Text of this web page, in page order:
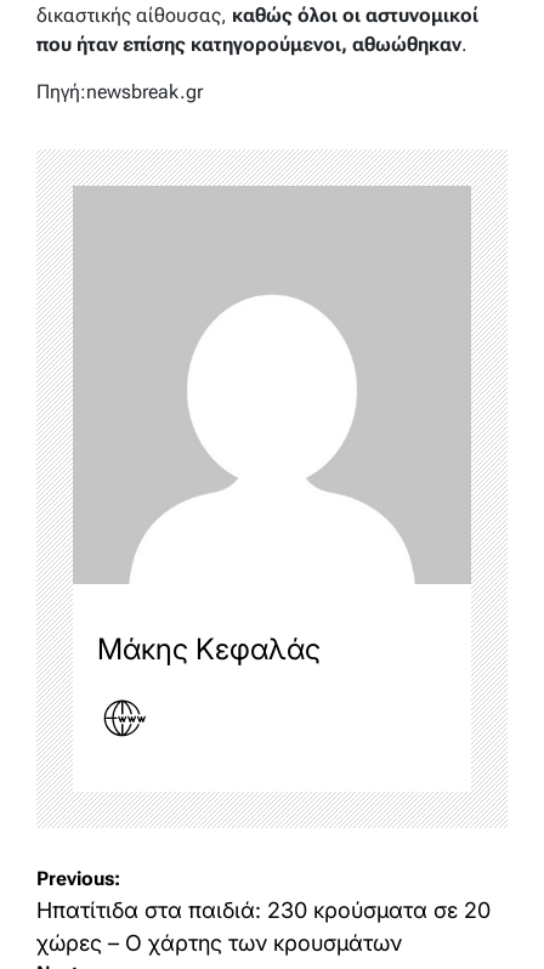
δικαστικής αίθουσας, καθώς όλοι οι αστυνομικοί
που ήταν επίσης κατηγορούμενοι, αθωώθηκαν.
Πηγή:newsbreak.gr
Μάκης Κεφαλάς
Post
navigation
Previous:
Ηπατίτιδα στα παιδιά: 230 κρούσματα σε 20
χώρες – Ο χάρτης των κρουσμάτων